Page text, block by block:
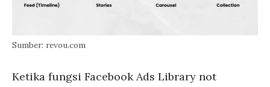
Sumber: revou.com
Ketika fungsi Facebook Ads Library not